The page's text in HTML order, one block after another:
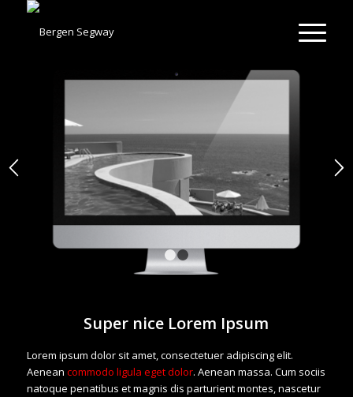
Super nice Lorem Ipsum
Lorem ipsum dolor sit amet, consectetuer adipiscing elit.
Aenean commodo ligula eget dolor. Aenean massa. Cum sociis
natoque penatibus et magnis dis parturient montes, nascetur